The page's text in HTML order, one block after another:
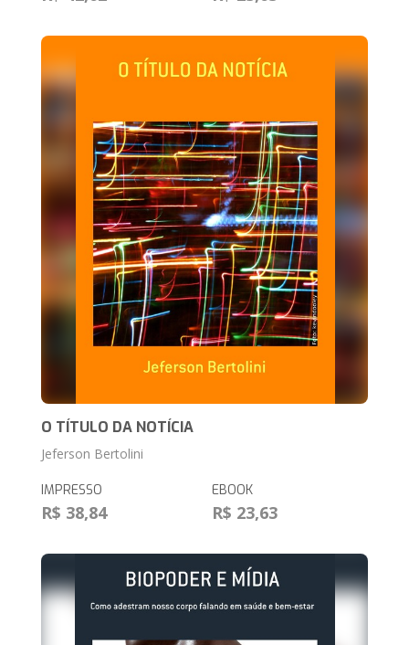
O TÍTULO DA NOTÍCIA
Jeferson Bertolini
IMPRESSO
R$ 38,84
EBOOK
R$ 23,63